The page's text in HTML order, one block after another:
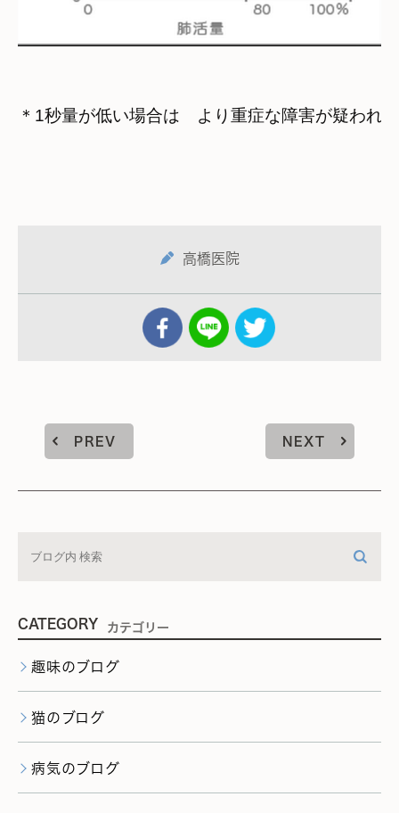
＊1秒量が低い場合は　より重症な障害が疑われ
高橋医院
PREV NEXT
CATEGORY カテゴリー
趣味のブログ
猫のブログ
病気のブログ